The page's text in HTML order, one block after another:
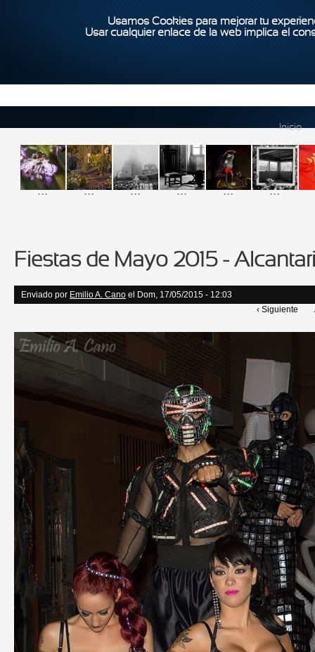
Usamos Cookies para mejorar tu
Usar cualquier enlace de la web implica el
Inicio
... ... ... ... ... ...
Fiestas de Mayo 2015 -
Enviado por Emilio A. Cano el Dom, 17/05/2015 - 12:03
‹ Siguiente